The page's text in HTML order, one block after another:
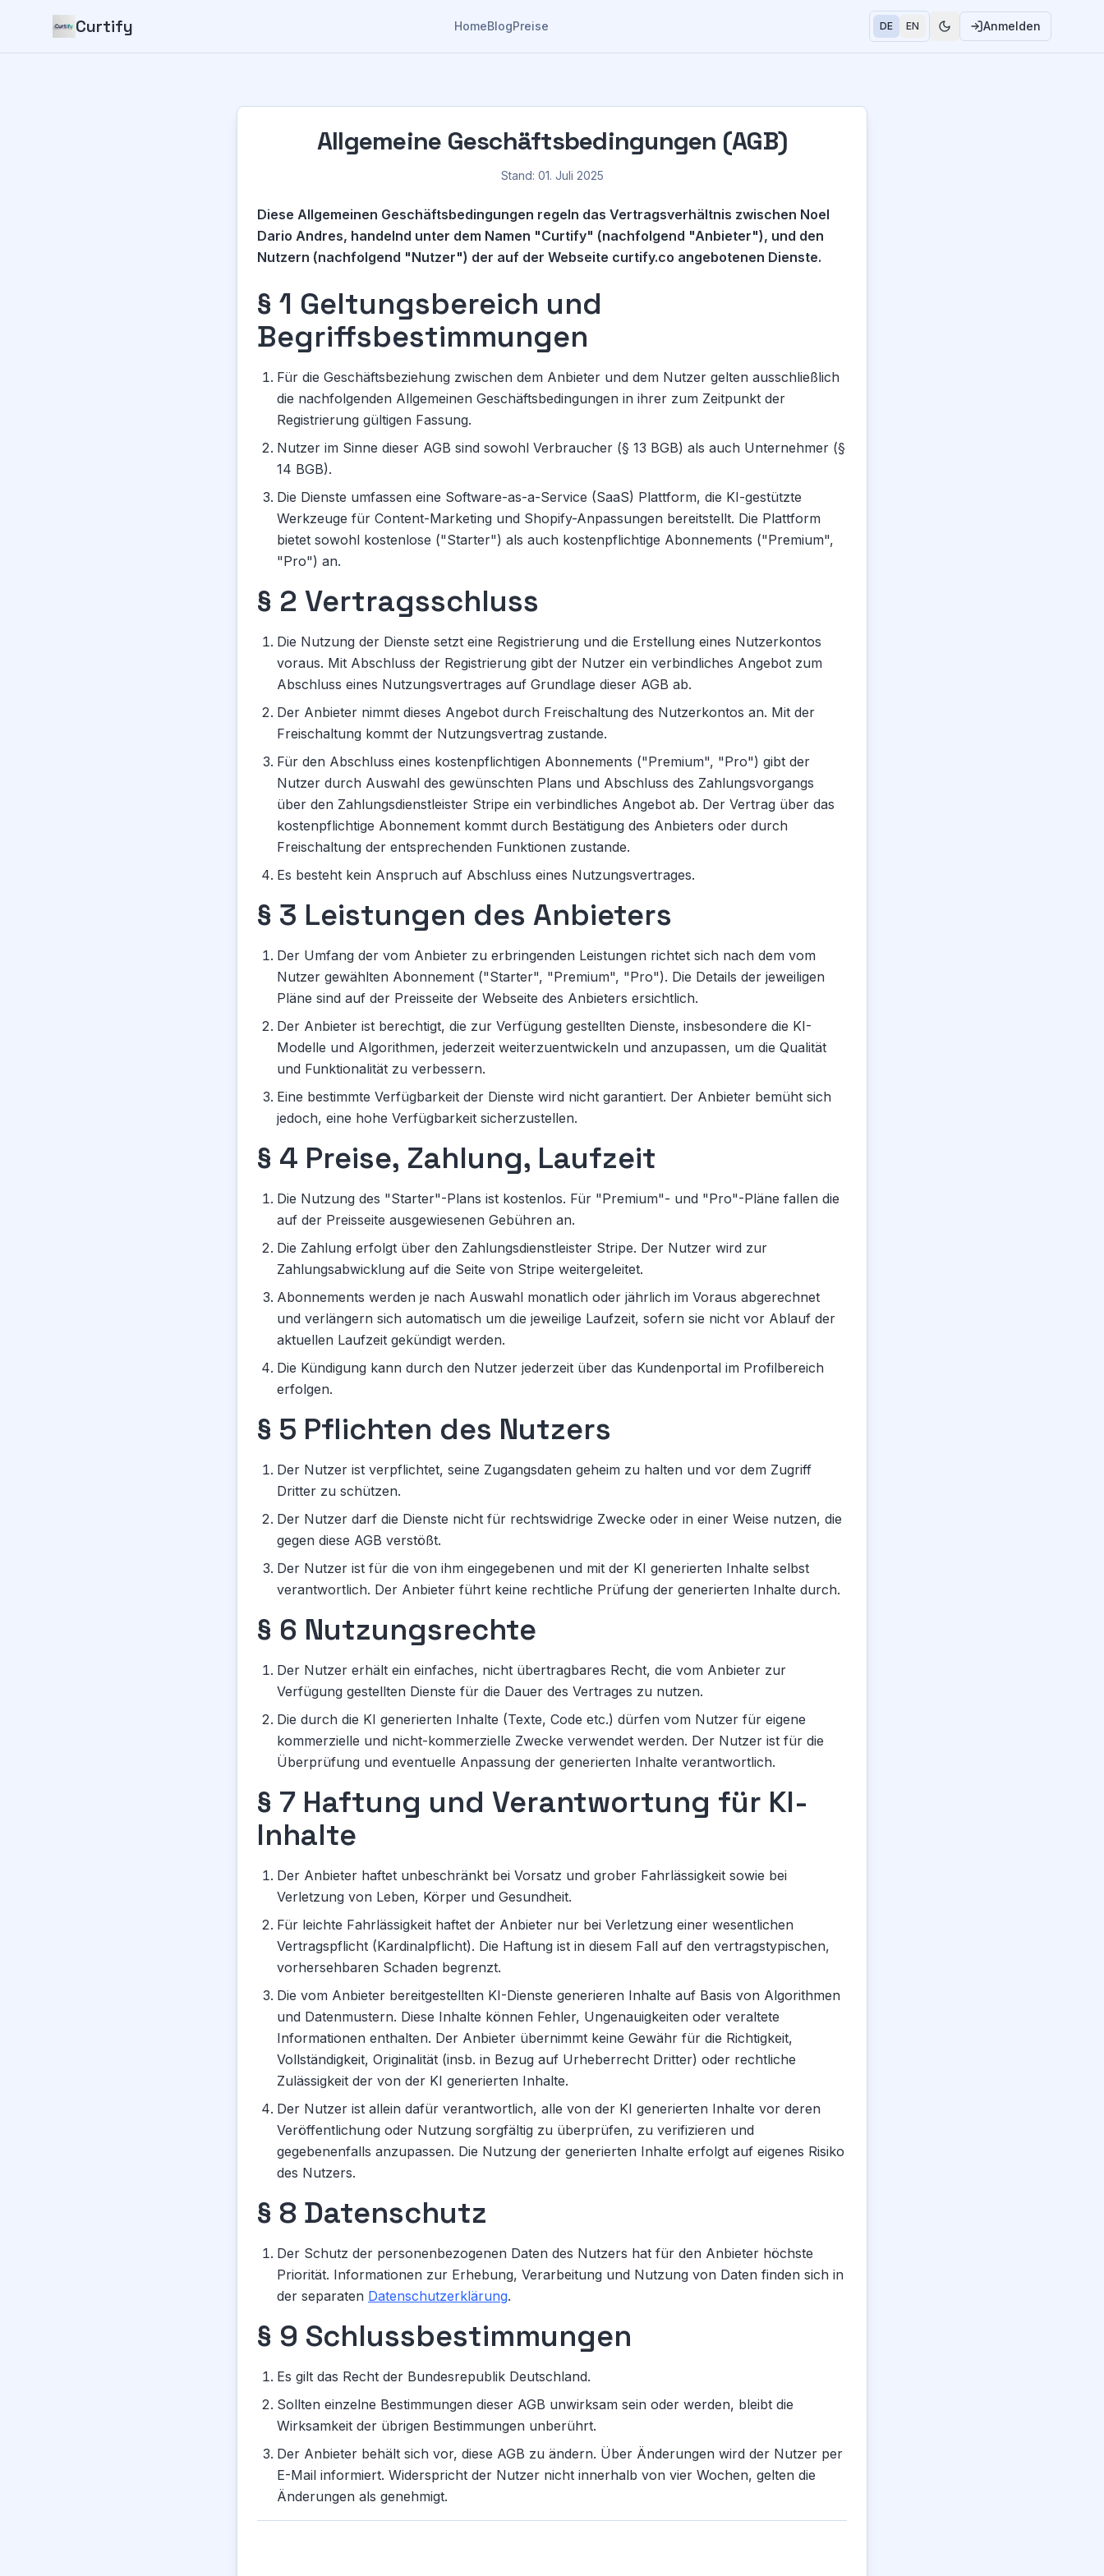
Curtify HomeBlogPreise DE EN Anmelden
Allgemeine Geschäftsbedingungen (AGB)
Stand: 01. Juli 2025
Diese Allgemeinen Geschäftsbedingungen regeln das Vertragsverhältnis zwischen Noel
Dario Andres, handelnd unter dem Namen "Curtify" (nachfolgend "Anbieter"), und den
Nutzern (nachfolgend "Nutzer") der auf der Webseite curtify.co angebotenen Dienste.
§ 1 Geltungsbereich und
Begriffsbestimmungen
Für die Geschäftsbeziehung zwischen dem Anbieter und dem Nutzer gelten ausschließlich
die nachfolgenden Allgemeinen Geschäftsbedingungen in ihrer zum Zeitpunkt der
Registrierung gültigen Fassung.
Nutzer im Sinne dieser AGB sind sowohl Verbraucher (§ 13 BGB) als auch Unternehmer (§
14 BGB).
Die Dienste umfassen eine Software-as-a-Service (SaaS) Plattform, die KI-gestützte
Werkzeuge für Content-Marketing und Shopify-Anpassungen bereitstellt. Die Plattform
bietet sowohl kostenlose ("Starter") als auch kostenpflichtige Abonnements ("Premium",
"Pro") an.
§ 2 Vertragsschluss
Die Nutzung der Dienste setzt eine Registrierung und die Erstellung eines Nutzerkontos
voraus. Mit Abschluss der Registrierung gibt der Nutzer ein verbindliches Angebot zum
Abschluss eines Nutzungsvertrages auf Grundlage dieser AGB ab.
Der Anbieter nimmt dieses Angebot durch Freischaltung des Nutzerkontos an. Mit der
Freischaltung kommt der Nutzungsvertrag zustande.
Für den Abschluss eines kostenpflichtigen Abonnements ("Premium", "Pro") gibt der
Nutzer durch Auswahl des gewünschten Plans und Abschluss des Zahlungsvorgangs
über den Zahlungsdienstleister Stripe ein verbindliches Angebot ab. Der Vertrag über das
kostenpflichtige Abonnement kommt durch Bestätigung des Anbieters oder durch
Freischaltung der entsprechenden Funktionen zustande.
Es besteht kein Anspruch auf Abschluss eines Nutzungsvertrages.
§ 3 Leistungen des Anbieters
Der Umfang der vom Anbieter zu erbringenden Leistungen richtet sich nach dem vom
Nutzer gewählten Abonnement ("Starter", "Premium", "Pro"). Die Details der jeweiligen
Pläne sind auf der Preisseite der Webseite des Anbieters ersichtlich.
Der Anbieter ist berechtigt, die zur Verfügung gestellten Dienste, insbesondere die KI-
Modelle und Algorithmen, jederzeit weiterzuentwickeln und anzupassen, um die Qualität
und Funktionalität zu verbessern.
Eine bestimmte Verfügbarkeit der Dienste wird nicht garantiert. Der Anbieter bemüht sich
jedoch, eine hohe Verfügbarkeit sicherzustellen.
§ 4 Preise, Zahlung, Laufzeit
Die Nutzung des "Starter"-Plans ist kostenlos. Für "Premium"- und "Pro"-Pläne fallen die
auf der Preisseite ausgewiesenen Gebühren an.
Die Zahlung erfolgt über den Zahlungsdienstleister Stripe. Der Nutzer wird zur
Zahlungsabwicklung auf die Seite von Stripe weitergeleitet.
Abonnements werden je nach Auswahl monatlich oder jährlich im Voraus abgerechnet
und verlängern sich automatisch um die jeweilige Laufzeit, sofern sie nicht vor Ablauf der
aktuellen Laufzeit gekündigt werden.
Die Kündigung kann durch den Nutzer jederzeit über das Kundenportal im Profilbereich
erfolgen.
§ 5 Pflichten des Nutzers
Der Nutzer ist verpflichtet, seine Zugangsdaten geheim zu halten und vor dem Zugriff
Dritter zu schützen.
Der Nutzer darf die Dienste nicht für rechtswidrige Zwecke oder in einer Weise nutzen, die
gegen diese AGB verstößt.
Der Nutzer ist für die von ihm eingegebenen und mit der KI generierten Inhalte selbst
verantwortlich. Der Anbieter führt keine rechtliche Prüfung der generierten Inhalte durch.
§ 6 Nutzungsrechte
Der Nutzer erhält ein einfaches, nicht übertragbares Recht, die vom Anbieter zur
Verfügung gestellten Dienste für die Dauer des Vertrages zu nutzen.
Die durch die KI generierten Inhalte (Texte, Code etc.) dürfen vom Nutzer für eigene
kommerzielle und nicht-kommerzielle Zwecke verwendet werden. Der Nutzer ist für die
Überprüfung und eventuelle Anpassung der generierten Inhalte verantwortlich.
§ 7 Haftung und Verantwortung für KI-
Inhalte
Der Anbieter haftet unbeschränkt bei Vorsatz und grober Fahrlässigkeit sowie bei
Verletzung von Leben, Körper und Gesundheit.
Für leichte Fahrlässigkeit haftet der Anbieter nur bei Verletzung einer wesentlichen
Vertragspflicht (Kardinalpflicht). Die Haftung ist in diesem Fall auf den vertragstypischen,
vorhersehbaren Schaden begrenzt.
Die vom Anbieter bereitgestellten KI-Dienste generieren Inhalte auf Basis von Algorithmen
und Datenmustern. Diese Inhalte können Fehler, Ungenauigkeiten oder veraltete
Informationen enthalten. Der Anbieter übernimmt keine Gewähr für die Richtigkeit,
Vollständigkeit, Originalität (insb. in Bezug auf Urheberrecht Dritter) oder rechtliche
Zulässigkeit der von der KI generierten Inhalte.
Der Nutzer ist allein dafür verantwortlich, alle von der KI generierten Inhalte vor deren
Veröffentlichung oder Nutzung sorgfältig zu überprüfen, zu verifizieren und
gegebenenfalls anzupassen. Die Nutzung der generierten Inhalte erfolgt auf eigenes Risiko
des Nutzers.
§ 8 Datenschutz
Der Schutz der personenbezogenen Daten des Nutzers hat für den Anbieter höchste
Priorität. Informationen zur Erhebung, Verarbeitung und Nutzung von Daten finden sich in
der separaten Datenschutzerklärung.
§ 9 Schlussbestimmungen
Es gilt das Recht der Bundesrepublik Deutschland.
Sollten einzelne Bestimmungen dieser AGB unwirksam sein oder werden, bleibt die
Wirksamkeit der übrigen Bestimmungen unberührt.
Der Anbieter behält sich vor, diese AGB zu ändern. Über Änderungen wird der Nutzer per
E-Mail informiert. Widerspricht der Nutzer nicht innerhalb von vier Wochen, gelten die
Änderungen als genehmigt.